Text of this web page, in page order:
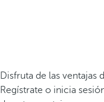
Disfruta de las ventajas
Regístrate o inicia